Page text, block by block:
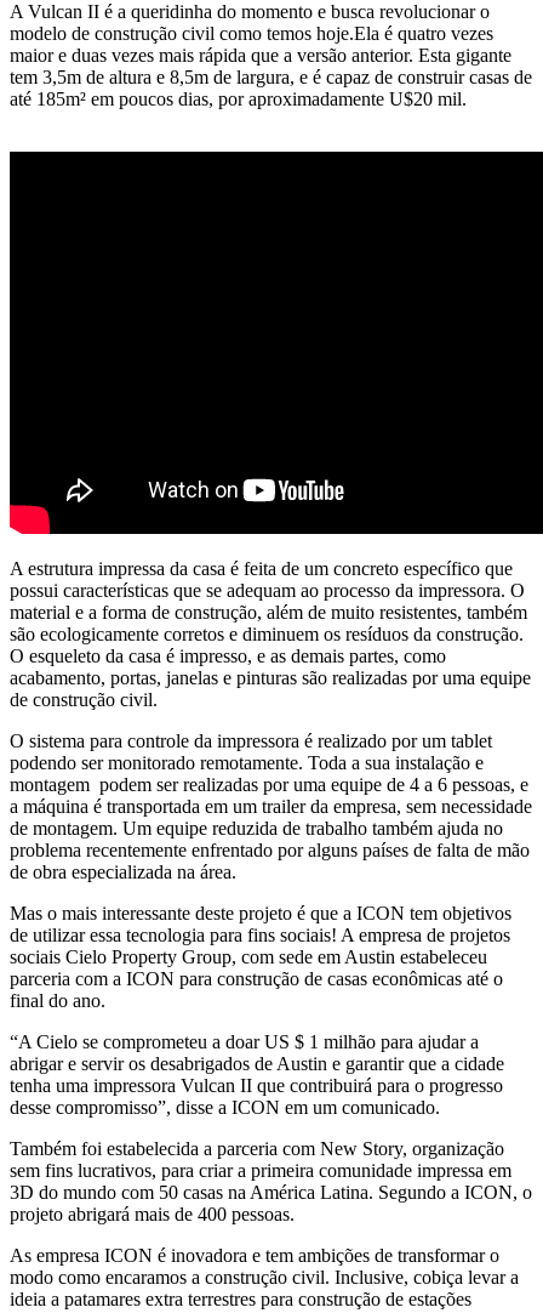
A Vulcan II é a queridinha do momento e busca revolucionar o
modelo de construção civil como temos hoje.Ela é quatro vezes
maior e duas vezes mais rápida que a versão anterior. Esta gigante
tem 3,5m de altura e 8,5m de largura, e é capaz de construir casas de
até 185m² em poucos dias, por aproximadamente U$20 mil.
A estrutura impressa da casa é feita de um concreto específico que
possui características que se adequam ao processo da impressora. O
material e a forma de construção, além de muito resistentes, também
são ecologicamente corretos e diminuem os resíduos da construção.
O esqueleto da casa é impresso, e as demais partes, como
acabamento, portas, janelas e pinturas são realizadas por uma equipe
de construção civil.
O sistema para controle da impressora é realizado por um tablet
podendo ser monitorado remotamente. Toda a sua instalação e
montagem podem ser realizadas por uma equipe de 4 a 6 pessoas, e
a máquina é transportada em um trailer da empresa, sem necessidade
de montagem. Um equipe reduzida de trabalho também ajuda no
problema recentemente enfrentado por alguns países de falta de mão
de obra especializada na área.
Mas o mais interessante deste projeto é que a ICON tem objetivos
de utilizar essa tecnologia para fins sociais! A empresa de projetos
sociais Cielo Property Group, com sede em Austin estabeleceu
parceria com a ICON para construção de casas econômicas até o
final do ano.
“A Cielo se comprometeu a doar US $ 1 milhão para ajudar a
abrigar e servir os desabrigados de Austin e garantir que a cidade
tenha uma impressora Vulcan II que contribuirá para o progresso
desse compromisso”, disse a ICON em um comunicado.
Também foi estabelecida a parceria com New Story, organização
sem fins lucrativos, para criar a primeira comunidade impressa em
3D do mundo com 50 casas na América Latina. Segundo a ICON, o
projeto abrigará mais de 400 pessoas.
As empresa ICON é inovadora e tem ambições de transformar o
modo como encaramos a construção civil. Inclusive, cobiça levar a
ideia a patamares extra terrestres para construção de estações